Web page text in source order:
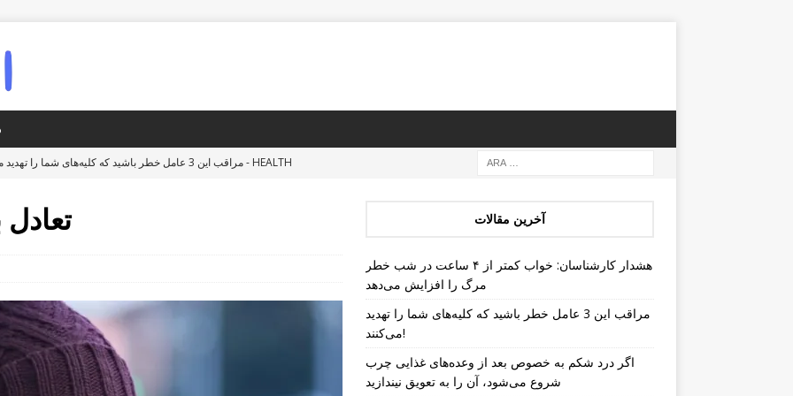
مراقب این 3 عامل خطر باشید که کلیه‌های شما را تهدید می‌کنند!سلامت - HEALTH
پیشنهاد واگن‌های رنگی برای کاهش هرج و مرج سوار و
آخرین مقالات
هشدار کارشناسان: خواب کمتر از ۴ ساعت در شب خطر
مرگ را افزایش می‌دهد
مراقب این 3 عامل خطر باشید که کلیه‌های شما را تهدید
می‌کنند!
اگر درد شکم به خصوص بعد از وعده‌های غذایی چرب
شروع می‌شود، آن را به تعویق نیندازید